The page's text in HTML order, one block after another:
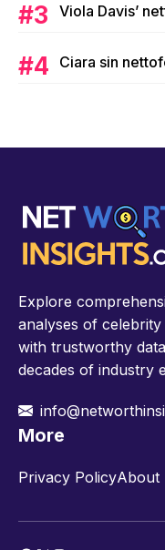
Viola Davis’
Ciara sin
Explore
analyses of
with trustworthy
decades of industry
More
Privacy PolicyAbout